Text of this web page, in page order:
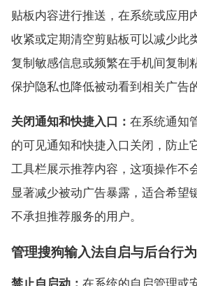
贴板内容进行推送，在系统或应用
收紧或定期清空剪贴板可以减少此
复制敏感信息或频繁在手机间复制
保护隐私也降低被动看到相关广告
关闭通知和快捷入口： 在系统通知
的可见通知和快捷入口关闭，防止
工具栏展示推荐内容，这项操作不
显著减少被动广告暴露，适合希望
不承担推荐服务的用户。
管理搜狗输入法自启与后台行为
禁止自启动： 在系统的自启管理或